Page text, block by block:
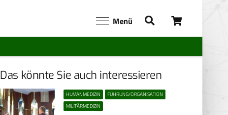
Menü
Das könnte Sie auch interessieren
HUMANMEDIZIN
FÜHRUNG/ORGANISATION
MILITÄRMEDIZIN